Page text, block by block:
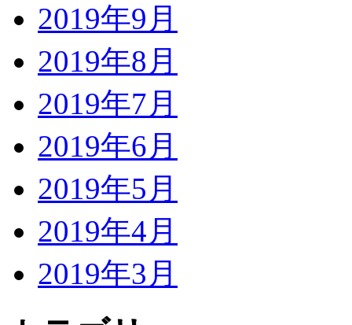
2019年9月
2019年8月
2019年7月
2019年6月
2019年5月
2019年4月
2019年3月